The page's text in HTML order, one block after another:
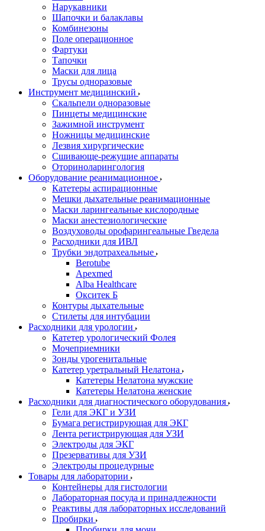
Нарукавники
Шапочки и балаклавы
Комбинезоны
Поле операционное
Фартуки
Тапочки
Маски для лица
Трусы одноразовые
Инструмент медицинский
Скальпели одноразовые
Пинцеты медицинские
Зажимной инструмент
Ножницы медицинские
Лезвия хирургические
Сшивающе-режущие аппараты
Оториноларингология
Оборудование реанимационное
Катетеры аспирационные
Мешки дыхательные реанимационные
Маски ларингеальные кислородные
Маски анестезиологические
Воздуховоды орофарингеальные Гведела
Расходники для ИВЛ
Трубки эндотрахеальные
Berotube
Apexmed
Alba Healthcare
Окситек Б
Контуры дыхательные
Стилеты для интубации
Расходники для урологии
Катетер урологический Фолея
Мочеприемники
Зонды урогенитальные
Катетер уретральный Нелатона
Катетеры Нелатона мужские
Катетеры Нелатона женские
Расходники для диагностического оборудования
Гели для ЭКГ и УЗИ
Бумага регистрирующая для ЭКГ
Лента регистрирующая для УЗИ
Электроды для ЭКГ
Презервативы для УЗИ
Электроды процедурные
Товары для лаборатории
Контейнеры для гистологии
Лабораторная посуда и принадлежности
Реактивы для лабораторных исследований
Пробирки